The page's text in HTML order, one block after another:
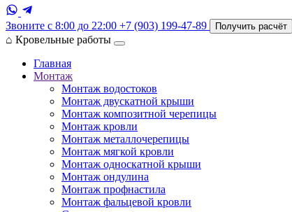
Звоните с 8:00 до 22:00 +7 (903) 199-47-89 Получить расчёт
⌂ Кровельные работы
Главная
Монтаж
Монтаж водостоков
Монтаж двускатной крыши
Монтаж композитной черепицы
Монтаж кровли
Монтаж металлочерепицы
Монтаж мягкой кровли
Монтаж односкатной крыши
Монтаж ондулина
Монтаж профнастила
Монтаж фальцевой кровли